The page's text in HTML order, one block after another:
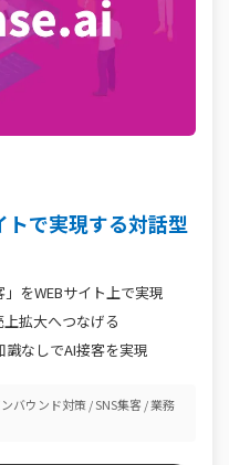
で実現する対話型
をWEBサイト上で実現
拡大へつなげる
なしでAI接客を実現
バウンド対策 SNS集客 業務